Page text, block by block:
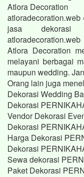
Atlora Decoration
atloradecoration.web
jasa dekorasi
atloradecoration.web
Atlora Decoration
melayani berbagai
maupun wedding.
Orang lain juga
Dekorasi Wedding
Dekorasi
Vendor Dekorasi
Dekorasi
Harga Dekorasi
Dekorasi
Sewa dekorasi
Paket Dekorasi